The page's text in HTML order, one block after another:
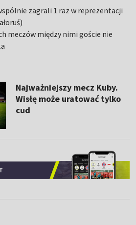
zagrali 1 raz w reprezentacji
meczów między nimi goście nie
Najważniejszy mecz Kuby.
Wisłę może uratować tylko
cud